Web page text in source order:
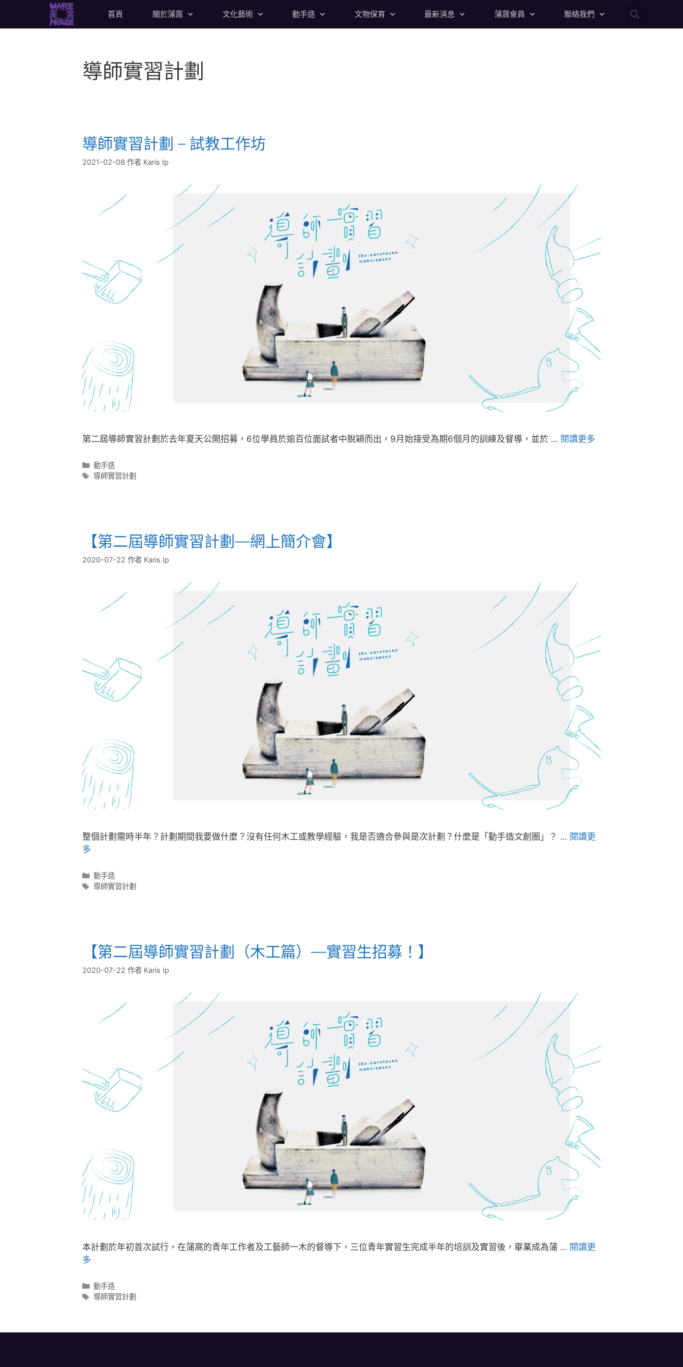
首頁 關於蒲窩 文化藝術 動手造 文物保育 最新消息 蒲窩會員 聯絡我們
導師實習計劃
導師實習計劃 – 試教工作坊
2021-02-08 作者 Karis Ip
第二屆導師實習計劃於去年夏天公開招募，6位學員於逾百位面試者中脫穎而出，9月始接受為期6個月的訓練及督導，並於 … 閱讀更多
動手造
導師實習計劃
【第二屆導師實習計劃—網上簡介會】
2020-07-22 作者 Karis Ip
整個計劃需時半年？計劃期間我要做什麼？沒有任何木工或教學經驗，我是否適合參與是次計劃？什麼是「動手造文創圈」？ … 閱讀更
多
動手造
導師實習計劃
【第二屆導師實習計劃（木工篇）—實習生招募！】
2020-07-22 作者 Karis Ip
本計劃於年初首次試行，在蒲窩的青年工作者及工藝師一木的督導下，三位青年實習生完成半年的培訓及實習後，畢業成為蒲 … 閱讀更
多
動手造
導師實習計劃